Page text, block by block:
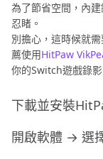
為了節省空間，內
忍睹。
別擔心，這時候就
薦使用HitPaw
你的Switch遊戲錄影
下載並安裝
開啟軟體 → 選